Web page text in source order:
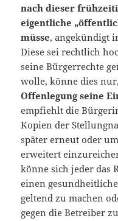
nach dieser
eigentliche
müsse, angekündigt
Diese sei rechtlich
seine Bürgerrechte
wolle, könne dies
Offenlegung seine
empfiehlt die
Kopien der
später erneut oder
erweitert
könne sich jeder das
einen
geltend zu machen
gegen die Betreiber